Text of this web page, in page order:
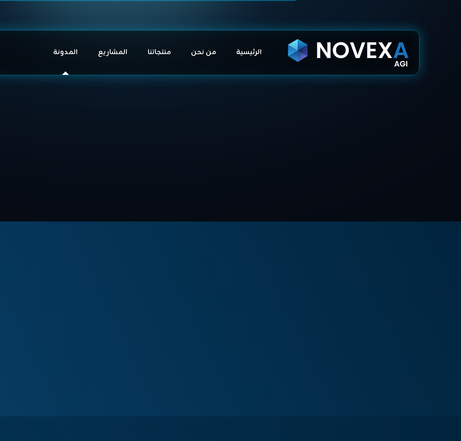
الرئيسية من نحن منتجاتنا المشاريع المدونة